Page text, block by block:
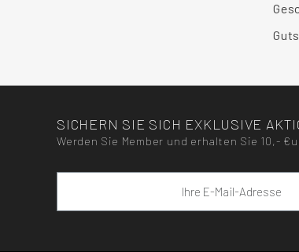
SICHERN SIE SICH EXKLUSIVE
Werden Sie Member und erhalten Sie 10,-